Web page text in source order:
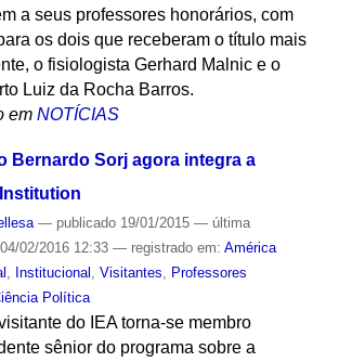
a seus professores honorários, com
os dois que receberam o título mais
o fisiologista Gerhard Malnic e o
Luiz da Rocha Barros.
em NOTÍCIAS
Bernardo Sorj agora integra a
— publicado19/01/2015 — última
02/2016 12:33 — registrado em: América
, Institucional , Visitantes, Professores
Política
do IEA torna-se membro
sênior do programa sobre a